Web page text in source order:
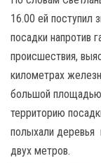
16.00 ей поступил
посадки напротив
происшествия,
километрах
большой площадью
территорию
полыхали деревья
двух метров.